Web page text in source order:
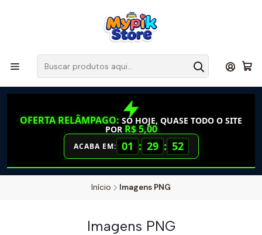
OFERTA RELÂMPAGO: SÓ HOJE, QUASE TODO O SITE
POR R$ 5,00
ACABA EM: 01 : 29 : 51
Início Imagens PNG
Imagens PNG